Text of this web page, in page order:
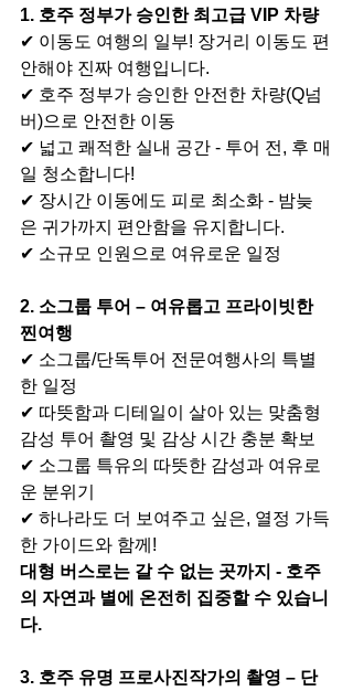
1. 호주 정부가 승인한 최고급 VIP 차량
✔ 이동도 여행의 일부! 장거리 이동도 편
안해야 진짜 여행입니다.
✔ 호주 정부가 승인한 안전한 차량(Q넘
버)으로 안전한 이동
✔ 넓고 쾌적한 실내 공간 - 투어 전, 후 매
일 청소합니다!
✔ 장시간 이동에도 피로 최소화 - 밤늦
은 귀가까지 편안함을 유지합니다.
✔ 소규모 인원으로 여유로운 일정
2. 소그룹 투어 – 여유롭고 프라이빗한
찐여행
✔ 소그룹/단독투어 전문여행사의 특별
한 일정
✔ 따뜻함과 디테일이 살아 있는 맞춤형
감성 투어 촬영 및 감상 시간 충분 확보
✔ 소그룹 특유의 따뜻한 감성과 여유로
운 분위기
✔ 하나라도 더 보여주고 싶은, 열정 가득
한 가이드와 함께!
대형 버스로는 갈 수 없는 곳까지 - 호주
의 자연과 별에 온전히 집중할 수 있습니
다.
3. 호주 유명 프로사진작가의 촬영 – 단